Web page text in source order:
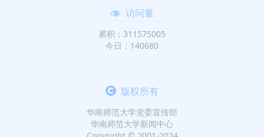
访问量
累积：311575005
今日：140680
版权所有
华南师范大学党委宣传部
华南师范大学新闻中心